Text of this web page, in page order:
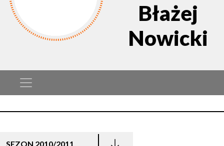
Błażej
Nowicki
SEZON 2010/2011